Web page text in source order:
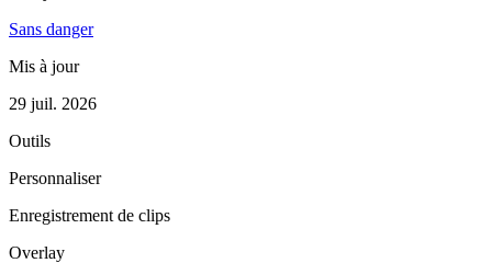
Sans danger
Mis à jour
29 juil. 2026
Outils
Personnaliser
Enregistrement de clips
Overlay